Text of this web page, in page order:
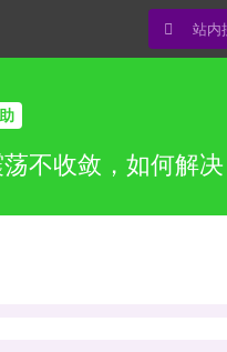
不收敛，如何解决